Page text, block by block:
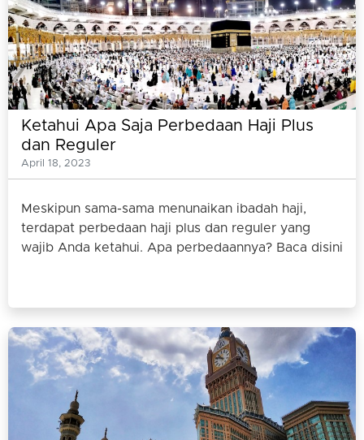
Ketahui Apa Saja Perbedaan Haji Plus
dan Reguler
April 18, 2023
Meskipun sama-sama menunaikan ibadah haji,
terdapat perbedaan haji plus dan reguler yang
wajib Anda ketahui. Apa perbedaannya? Baca disini